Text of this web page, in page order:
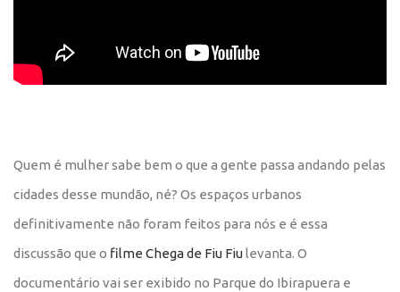
Quem é mulher sabe bem o que a gente passa andando pelas
cidades desse mundão, né? Os espaços urbanos
definitivamente não foram feitos para nós e é essa
discussão que o filme Chega de Fiu Fiu levanta. O
documentário vai ser exibido no Parque do Ibirapuera e